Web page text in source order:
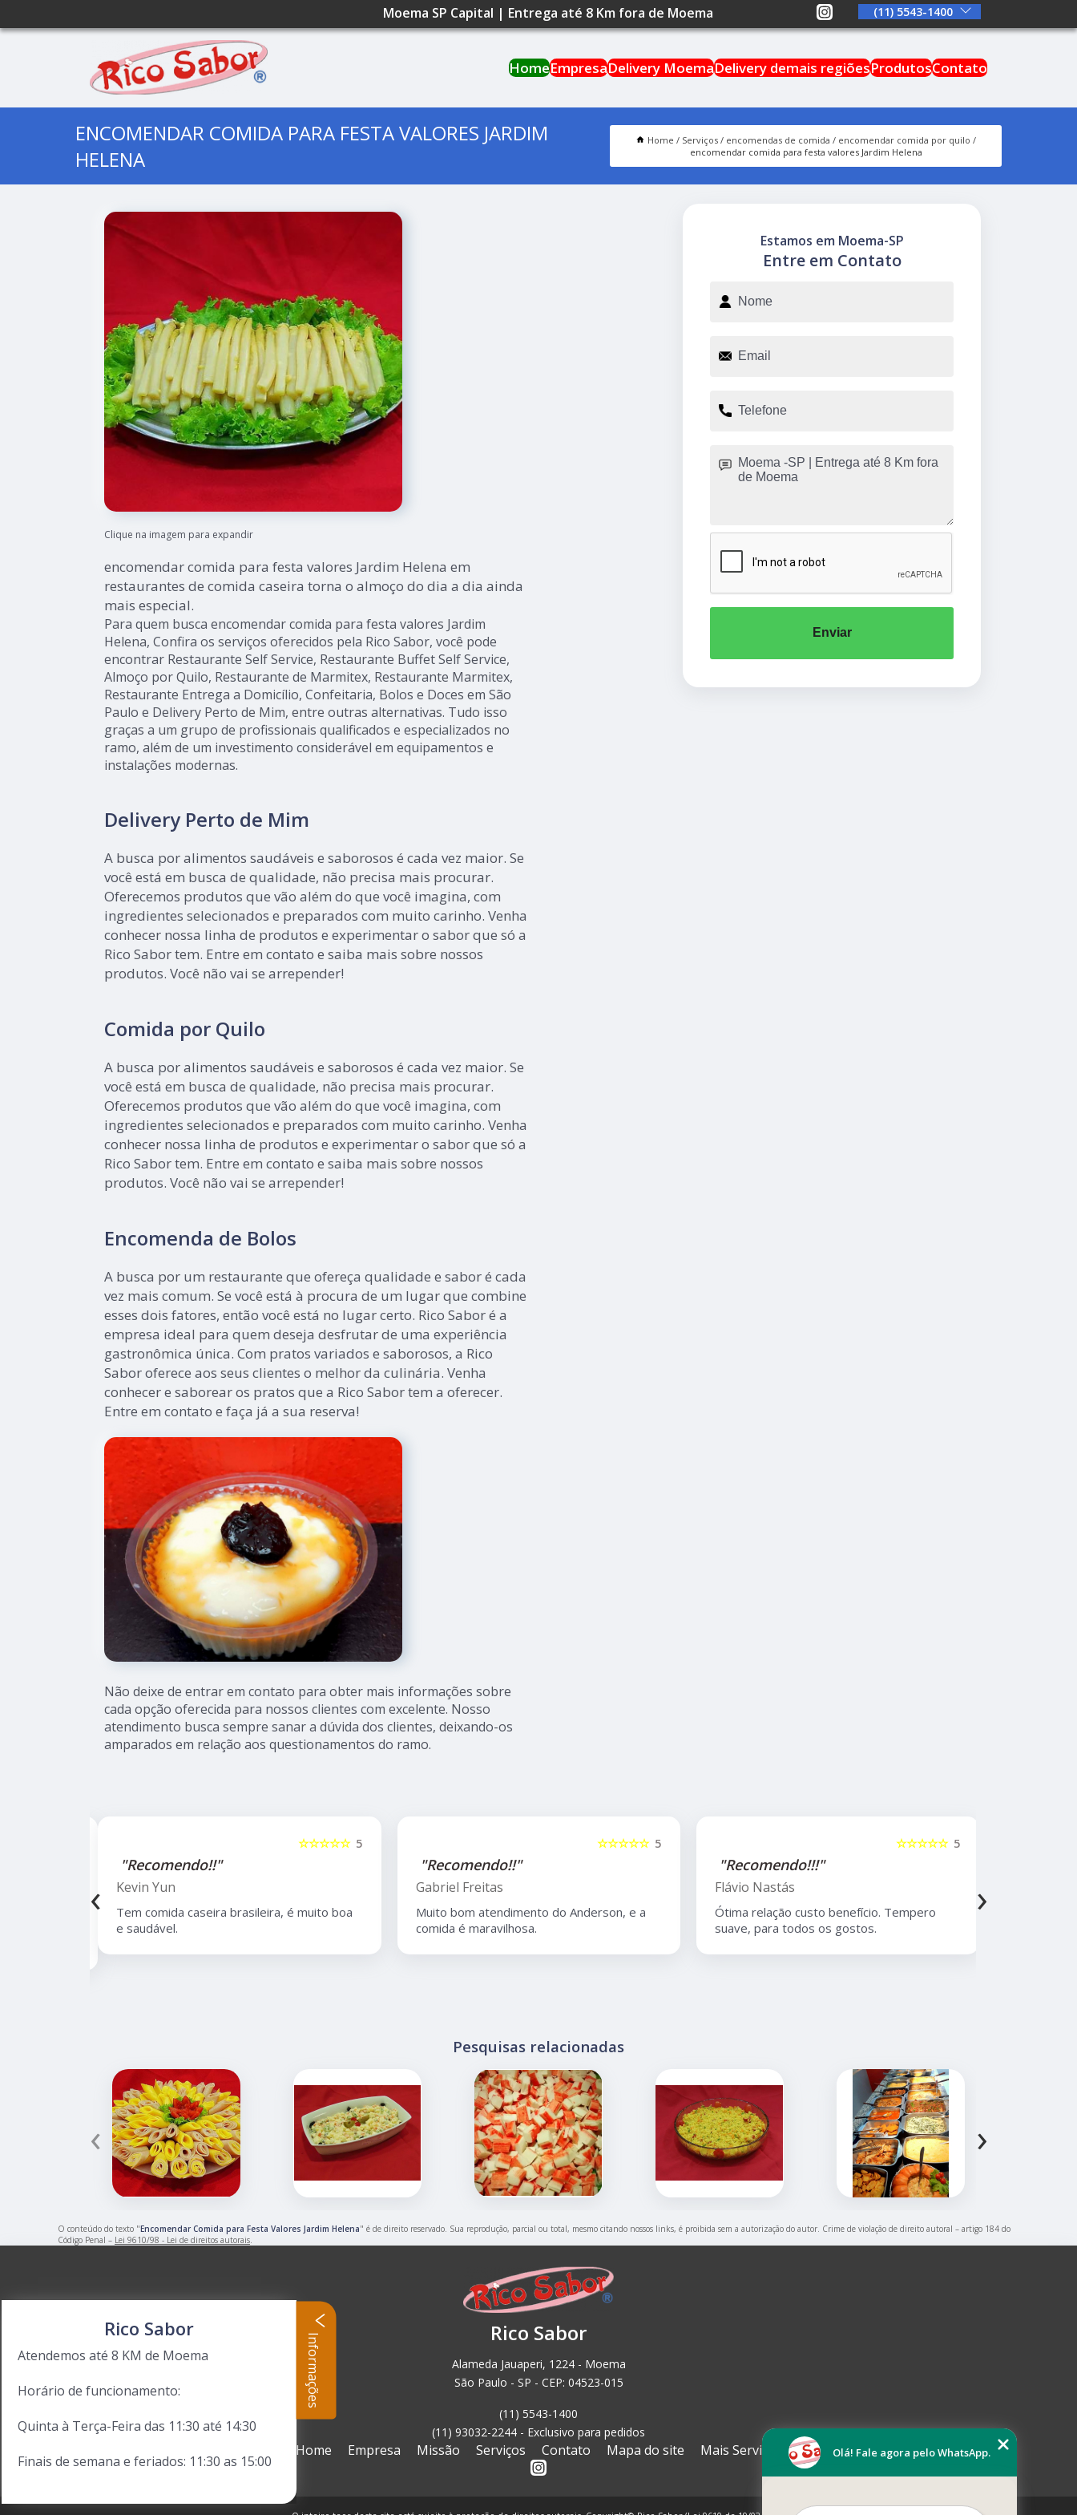
Moema SP Capital | Entrega até 8 Km fora de Moema (11) 5543-1400
HomeEmpresaDelivery MoemaDelivery demais regiõesProdutosContato
ENCOMENDAR COMIDA PARA FESTA VALORES JARDIM
HELENA
Home Serviços encomendas de comida
encomendar comida por quilo
encomendar comida para festa valores Jardim Helena
Clique na imagem para expandir
encomendar comida para festa valores Jardim Helena em
restaurantes de comida caseira torna o almoço do dia a dia ainda
mais especial.
Para quem busca encomendar comida para festa valores Jardim
Helena, Confira os serviços oferecidos pela Rico Sabor, você pode
encontrar Restaurante Self Service, Restaurante Buffet Self Service,
Almoço por Quilo, Restaurante de Marmitex, Restaurante Marmitex,
Restaurante Entrega a Domicílio, Confeitaria, Bolos e Doces em São
Paulo e Delivery Perto de Mim, entre outras alternativas. Tudo isso
graças a um grupo de profissionais qualificados e especializados no
ramo, além de um investimento considerável em equipamentos e
instalações modernas.
Delivery Perto de Mim
A busca por alimentos saudáveis e saborosos é cada vez maior. Se
você está em busca de qualidade, não precisa mais procurar.
Oferecemos produtos que vão além do que você imagina, com
ingredientes selecionados e preparados com muito carinho. Venha
conhecer nossa linha de produtos e experimentar o sabor que só a
Rico Sabor tem. Entre em contato e saiba mais sobre nossos
produtos. Você não vai se arrepender!
Comida por Quilo
A busca por alimentos saudáveis e saborosos é cada vez maior. Se
você está em busca de qualidade, não precisa mais procurar.
Oferecemos produtos que vão além do que você imagina, com
ingredientes selecionados e preparados com muito carinho. Venha
conhecer nossa linha de produtos e experimentar o sabor que só a
Rico Sabor tem. Entre em contato e saiba mais sobre nossos
produtos. Você não vai se arrepender!
Encomenda de Bolos
A busca por um restaurante que ofereça qualidade e sabor é cada
vez mais comum. Se você está à procura de um lugar que combine
esses dois fatores, então você está no lugar certo. Rico Sabor é a
empresa ideal para quem deseja desfrutar de uma experiência
gastronômica única. Com pratos variados e saborosos, a Rico
Sabor oferece aos seus clientes o melhor da culinária. Venha
conhecer e saborear os pratos que a Rico Sabor tem a oferecer.
Entre em contato e faça já a sua reserva!
Não deixe de entrar em contato para obter mais informações sobre
cada opção oferecida para nossos clientes com excelente. Nosso
atendimento busca sempre sanar a dúvida dos clientes, deixando-os
amparados em relação aos questionamentos do ramo.
Entre em Contato
Estamos em Moema-SP
Enviar
5
☆☆☆☆☆
"Recomendo!!"
Kevin Yun
Tem comida caseira brasileira, é muito boa
e saudável.
5
☆☆☆☆☆
"Recomendo!!"
Gabriel Freitas
Muito bom atendimento do Anderson, e a
comida é maravilhosa.
5
☆☆☆☆☆
"Recomendo!!!"
Flávio Nastás
Ótima relação custo benefício. Tempero
suave, para todos os gostos.
‹ ›
Pesquisas relacionadas
‹ ›
O conteúdo do texto "Encomendar Comida para Festa Valores Jardim Helena" é de direito reservado. Sua reprodução, parcial ou total, mesmo citando nossos links, é proibida sem a autorização do autor. Crime de violação de direito autoral – artigo 184 do
Código Penal – Lei 9610/98 - Lei de direitos autorais
Rico Sabor
Alameda Jauaperi, 1224 - Moema
São Paulo - SP - CEP: 04523-015
(11) 5543-1400
(11) 93032-2244 - Exclusivo para pedidos
Home Empresa Missão Serviços Contato Mapa do site Mais Serviços Olá! Fale agora pelo WhatsApp.
Rico Sabor
Atendemos até 8 KM de Moema
Horário de funcionamento:
Quinta à Terça-Feira das 11:30 até 14:30
Finais de semana e feriados: 11:30 as 15:00
Informações